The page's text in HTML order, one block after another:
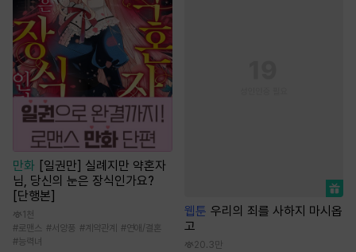
만화
[일권만] 실례지만 약혼자
님, 당신의 눈은 장식인가요?
[단행본]
1천
#로맨스 #서양풍 # 계약관계 #연애/결혼
#능력녀
웹툰 우리의 죄를 사하지 마시옵
고
20.3만